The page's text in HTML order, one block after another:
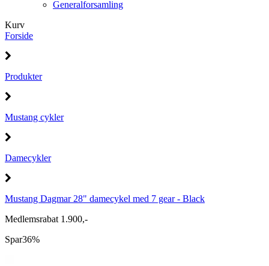
Generalforsamling
Kurv
Forside
Produkter
Mustang cykler
Damecykler
Mustang Dagmar 28" damecykel med 7 gear - Black
Medlemsrabat 1.900,-
Spar36%